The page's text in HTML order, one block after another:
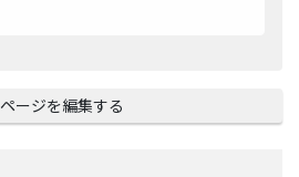
ページを編集する